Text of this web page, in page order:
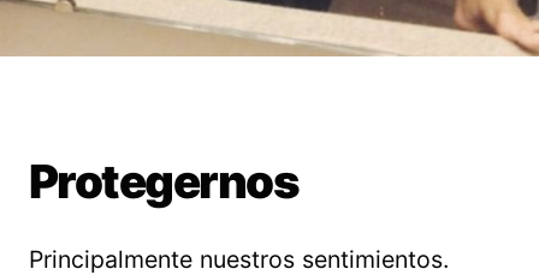
Protegernos
Principalmente nuestros sentimientos.